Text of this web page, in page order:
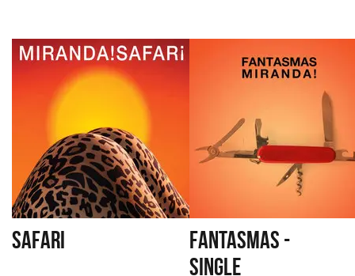
SAFARI
FANTASMAS -
SINGLE